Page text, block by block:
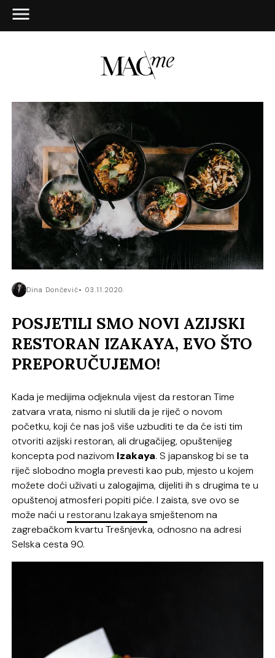
Dina Dončević 03.11.2020.
POSJETILI SMO NOVI AZIJSKI
RESTORAN IZAKAYA, EVO ŠTO
PREPORUČUJEMO!
Kada je medijima odjeknula vijest da restoran Time
zatvara vrata, nismo ni slutili da je riječ o novom
početku, koji će nas još više uzbuditi te da će isti tim
otvoriti azijski restoran, ali drugačijeg, opuštenijeg
koncepta pod nazivom Izakaya. S japanskog bi se ta
riječ slobodno mogla prevesti kao pub, mjesto u kojem
možete doći uživati u zalogajima, dijeliti ih s drugima te u
opuštenoj atmosferi popiti piće. I zaista, sve ovo se
može naći urestoranu Izakaya smještenom na
zagrebačkom kvartu Trešnjevka, odnosno na adresi
Selska cesta 90.